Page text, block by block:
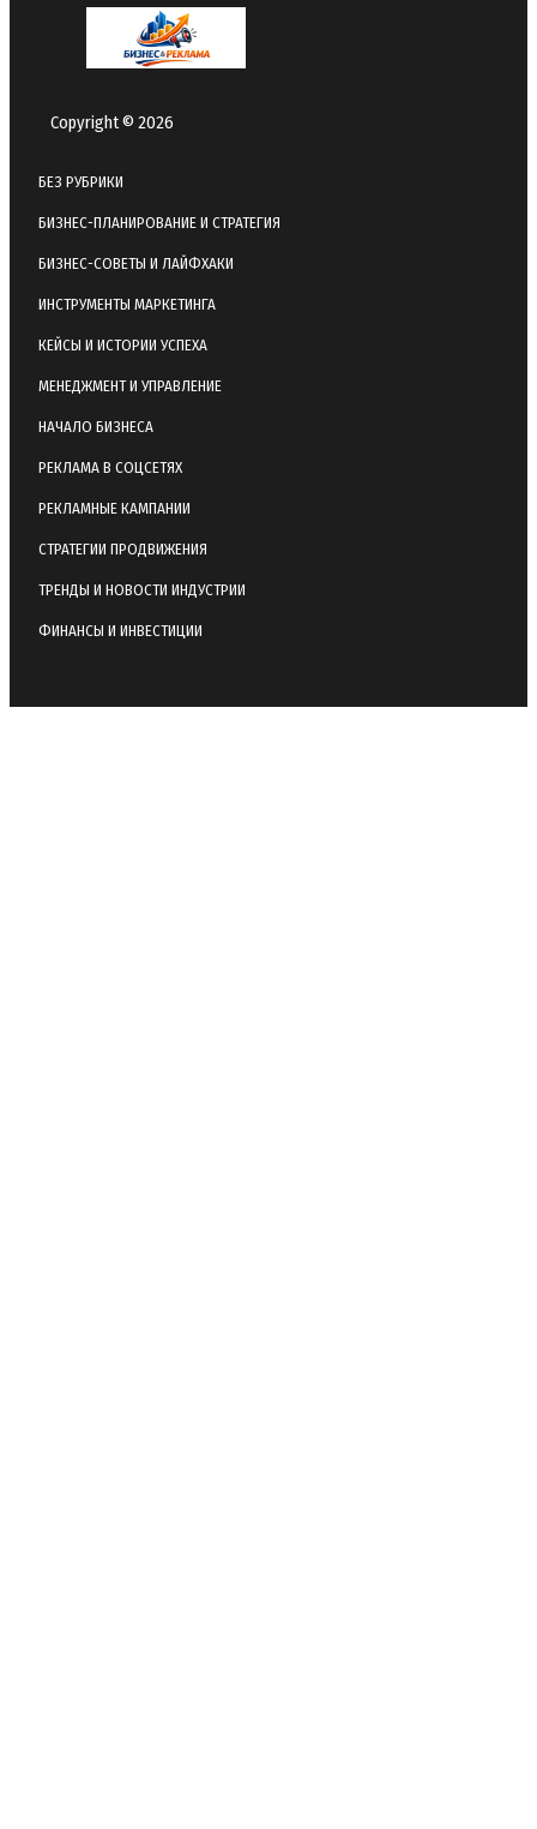
Copyright © 2026
БЕЗ РУБРИКИ
БИЗНЕС-ПЛАНИРОВАНИЕ И СТРАТЕГИЯ
БИЗНЕС-СОВЕТЫ И ЛАЙФХАКИ
ИНСТРУМЕНТЫ МАРКЕТИНГА
КЕЙСЫ И ИСТОРИИ УСПЕХА
МЕНЕДЖМЕНТ И УПРАВЛЕНИЕ
НАЧАЛО БИЗНЕСА
РЕКЛАМА В СОЦСЕТЯХ
РЕКЛАМНЫЕ КАМПАНИИ
СТРАТЕГИИ ПРОДВИЖЕНИЯ
ТРЕНДЫ И НОВОСТИ ИНДУСТРИИ
ФИНАНСЫ И ИНВЕСТИЦИИ